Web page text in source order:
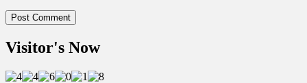
Visitor's Now